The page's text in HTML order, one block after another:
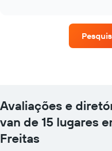
localizações
O
gráfico
tem
1
Avaliações e
van de 15 lugares
Freitas